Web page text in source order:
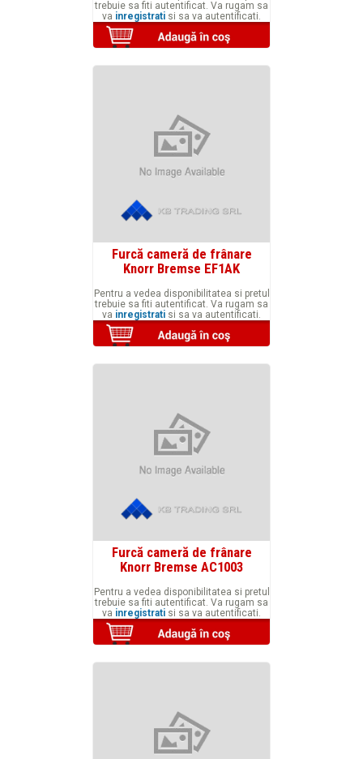
trebuie sa fiti autentificat. Va rugam sa
va inregistrati si sa va autentificati.
Furcă cameră de frânare
Knorr Bremse EF1AK
Pentru a vedea disponibilitatea si pretul
trebuie sa fiti autentificat. Va rugam sa
va inregistrati si sa va autentificati.
Furcă cameră de frânare
Knorr Bremse AC1003
Pentru a vedea disponibilitatea si pretul
trebuie sa fiti autentificat. Va rugam sa
va inregistrati si sa va autentificati.